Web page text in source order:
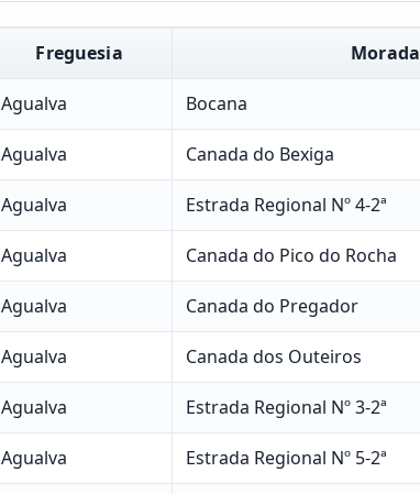
Freguesia Morada
Agualva Bocana
Agualva Canada do Bexiga
Agualva Estrada Regional Nº 4-2ª
Agualva Canada do Pico do Rocha
Agualva Canada do Pregador
Agualva Canada dos Outeiros
Agualva Estrada Regional Nº 3-2ª
Agualva Estrada Regional Nº 5-2ª